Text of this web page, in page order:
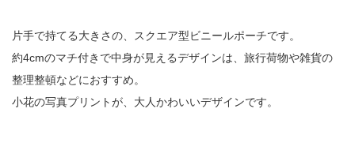
片手で持てる大きさの、スクエア型ビニールポーチです。
約4cmのマチ付きで中身が見えるデザインは、旅行荷物や雑貨の
整理整頓などにおすすめ。
小花の写真プリントが、大人かわいいデザインです。